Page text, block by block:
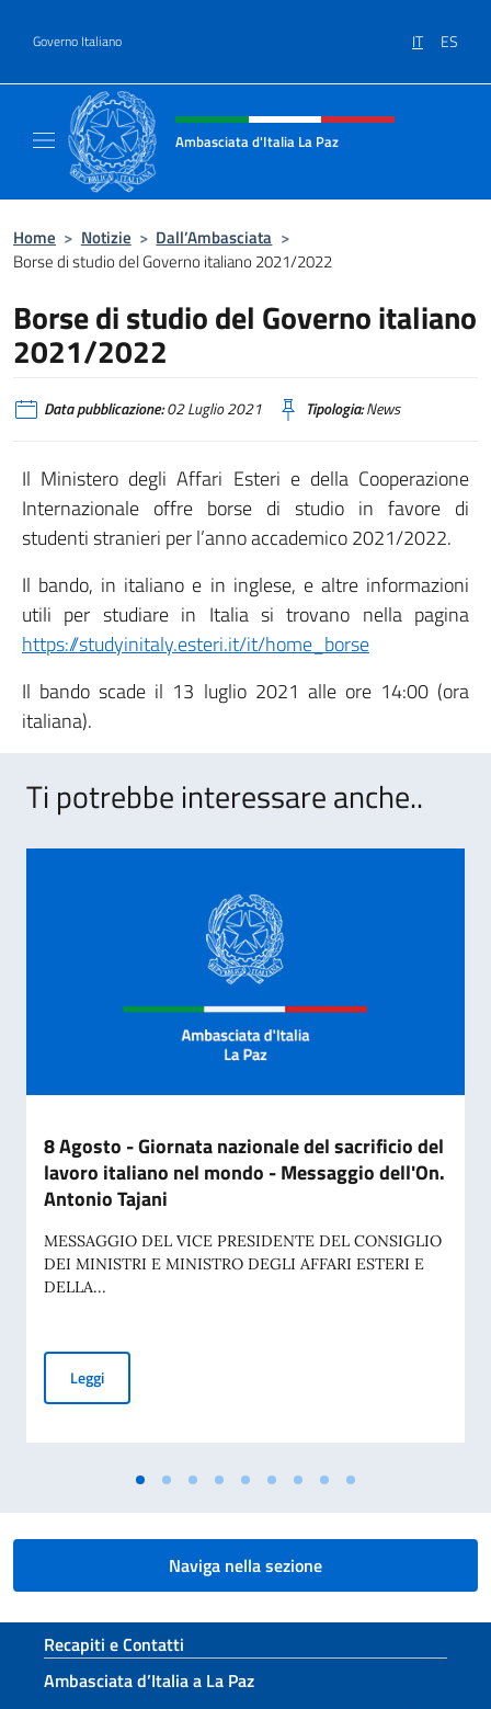
Governo Italiano IT ES
Intestazione sito, social e menù
Ambasciata d'Italia La Paz
Home > Notizie > Dall’Ambasciata >
Borse di studio del Governo italiano 2021/2022
Borse di studio del Governo italiano
2021/2022
Data pubblicazione:02 Luglio 2021 Tipologia:News
Il Ministero degli Affari Esteri e della Cooperazione
Internazionale offre borse di studio in favore di
studenti stranieri per l’anno accademico 2021/2022.
Il bando, in italiano e in inglese, e altre informazioni
utili per studiare in Italia si trovano nella pagina
https://studyinitaly.esteri.it/it/home_borse
Il bando scade il 13 luglio 2021 alle ore 14:00 (ora
italiana).
Ti potrebbe interessare anche..
8 Agosto - Giornata nazionale del sacrificio del
lavoro italiano nel mondo - Messaggio dell'On.
Antonio Tajani
MESSAGGIO DEL VICE PRESIDENTE DEL CONSIGLIO
DEI MINISTRI E MINISTRO DEGLI AFFARI ESTERI E
DELLA...
Leggi8 Agosto - Giornata nazionale del sacrificio del lavoro
Naviga nella sezione
Sezione footer
Recapiti e Contatti
Ambasciata d’Italia a La Paz